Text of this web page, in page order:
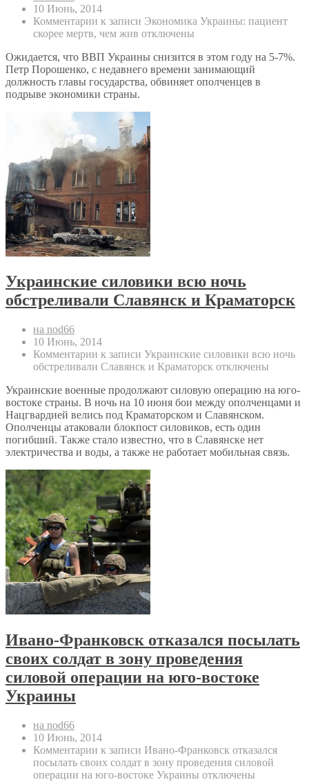
10 Июнь, 2014
Комментарии к записи Экономика Украины: пациент
скорее мертв, чем жив отключены
Ожидается, что ВВП Украины снизится в этом году на 5-7%.
Петр Порошенко, с недавнего времени занимающий
должность главы государства, обвиняет ополченцев в
подрыве экономики страны.
Украинские силовики всю ночь
обстреливали Славянск и Краматорск
на nod66
10 Июнь, 2014
Комментарии к записи Украинские силовики всю ночь
обстреливали Славянск и Краматорск отключены
Украинские военные продолжают силовую операцию на юго-
востоке страны. В ночь на 10 июня бои между ополченцами и
Нацгвардией велись под Краматорском и Славянском.
Ополченцы атаковали блокпост силовиков, есть один
погибший. Также стало известно, что в Славянске нет
электричества и воды, а также не работает мобильная связь.
Ивано-Франковск отказался посылать
своих солдат в зону проведения
силовой операции на юго-востоке
Украины
на nod66
10 Июнь, 2014
Комментарии к записи Ивано-Франковск отказался
посылать своих солдат в зону проведения силовой
операции на юго-востоке Украины отключены